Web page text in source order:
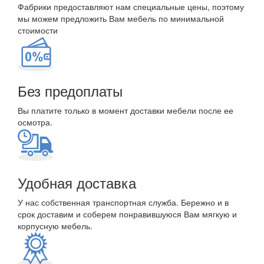
Фабрики предоставляют нам специальные цены, поэтому
мы можем предложить Вам мебель по минимальной
стоимости
Без предоплаты
Вы платите только в момент доставки мебели после ее
осмотра.
Удобная доставка
У нас собственная транспортная служба. Бережно и в
срок доставим и соберем понравившуюся Вам мягкую и
корпусную мебель.